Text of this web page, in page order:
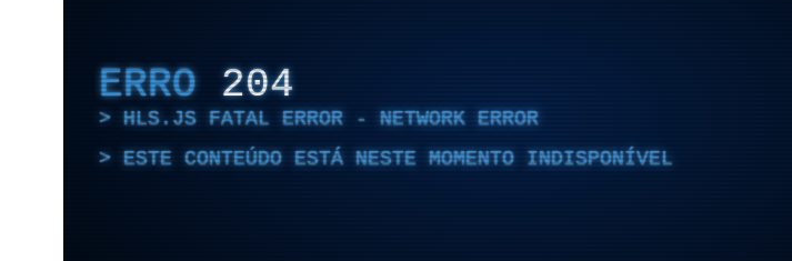
ERRO 204
HLS.JS FATAL ERROR - NETWORK ERROR
ESTE CONTEÚDO ESTÁ NESTE MOMENTO INDISPONÍVEL